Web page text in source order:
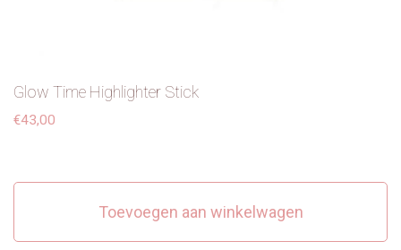
Glow Time Highlighter Stick
€43,00
Toevoegen aan winkelwagen